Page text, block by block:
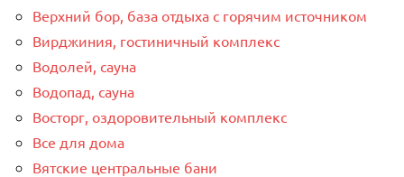
Верхний бор, база отдыха с горячим источником
Вирджиния, гостиничный комплекс
Водолей, сауна
Водопад, сауна
Восторг, оздоровительный комплекс
Все для дома
Вятские центральные бани